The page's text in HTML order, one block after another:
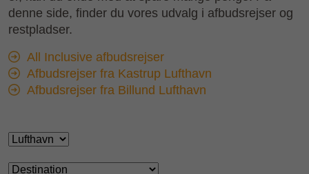
denne side, finder du vores udvalg i afbudsrejser og
restpladser.
All Inclusive afbudsrejser
Afbudsrejser fra Kastrup Lufthavn
Afbudsrejser fra Billund Lufthavn